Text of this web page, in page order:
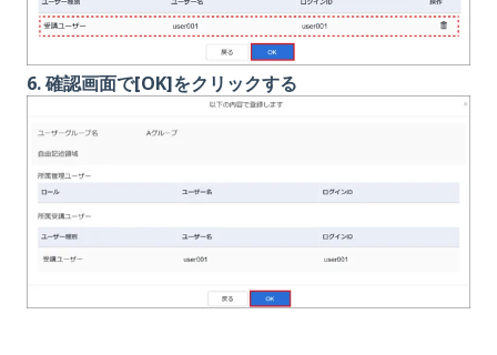
6. 確認画面で[OK]をクリックする